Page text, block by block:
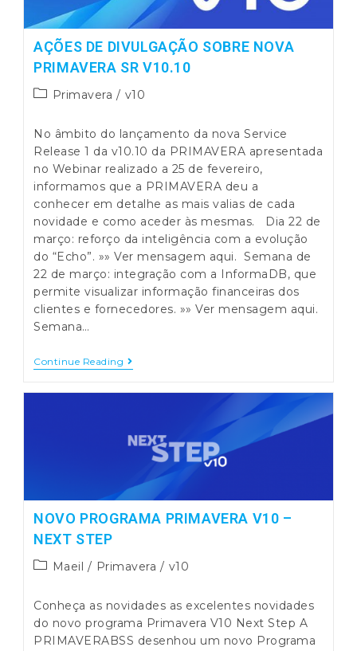
AÇÕES DE DIVULGAÇÃO SOBRE NOVA
PRIMAVERA SR V10.10
PostPrimavera / v10
No âmbito do lançamento da nova Service
Release 1 da v10.10 da PRIMAVERA apresentada
no Webinar realizado a 25 de fevereiro,
informamos que a PRIMAVERA deu a
conhecer em detalhe as mais valias de cada
novidade e como aceder às mesmas. Dia 22 de
março: reforço da inteligência com a evolução
do “Echo”. »» Ver mensagem aqui. Semana de
22 de março: integração com a InformaDB, que
permite visualizar informação financeiras dos
clientes e fornecedores. »» Ver mensagem aqui.
Semana…
Continue Reading Ações
SR
V10.10
NOVO PROGRAMA PRIMAVERA V10 –
NEXT STEP
PostMaeil / Primavera / v10
Conheça as novidades as excelentes novidades
do novo programa Primavera V10 Next Step A
PRIMAVERABSS desenhou um novo Programa